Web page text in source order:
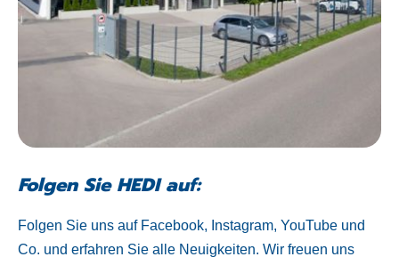
Folgen Sie HEDI auf:
Folgen Sie uns auf Facebook, Instagram, YouTube und
Co. und erfahren Sie alle Neuigkeiten. Wir freuen uns